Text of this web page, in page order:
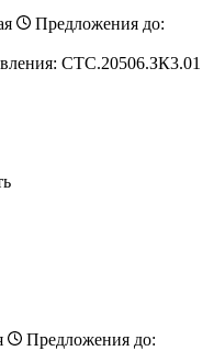
Предложения до:
СТС.20506.ЗК3.01
Предложения до: